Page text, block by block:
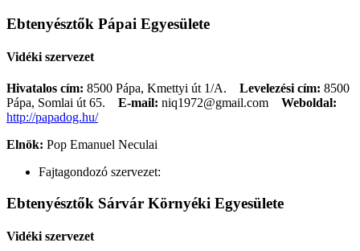
Ebtenyésztők Pápai Egyesülete
Vidéki szervezet
Hivatalos cím: 8500 Pápa, Kmettyi út 1/A. Levelezési cím: 8500
Pápa, Somlai út 65.
E-mail: niq1972@gmail.com
Weboldal:
http://papadog.hu/
Elnök: Pop Emanuel Neculai
Fajtagondozó szervezet:
Ebtenyésztők Sárvár Környéki Egyesülete
Vidéki szervezet